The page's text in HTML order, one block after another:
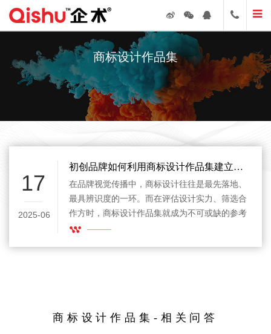
商标设计作品集
17
2025-06
初创品牌如何利用商标设计作品集建立专业形象
在品牌视觉传播中，商标设计往往是最先落地、
最具辨识度的一环。而在评估设计实力、筛选合
作方时，商标设计作品集就成为不可或缺的参考
资料。对于设计师而言，这不仅是作品的集中呈
商标设计作品集-相关问答